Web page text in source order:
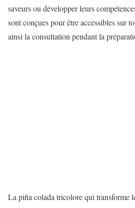
saveurs ou développer leurs
sont conçues pour être accessibles sur
ainsi la consultation pendant la
La piña colada tricolore qui transforme